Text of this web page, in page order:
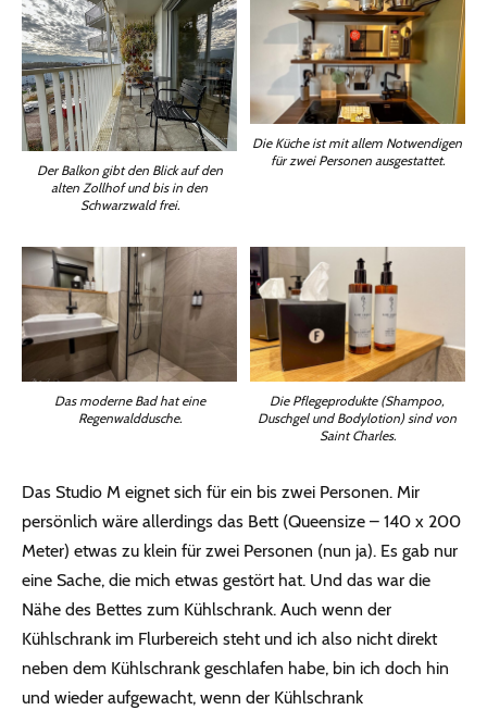
Der Balkon gibt den Blick auf den
alten Zollhof und bis in den
Schwarzwald frei.
Die Küche ist mit allem Notwendigen
für zwei Personen ausgestattet.
Das moderne Bad hat eine
Regenwalddusche.
Die Pflegeprodukte (Shampoo,
Duschgel und Bodylotion) sind von
Saint Charles.
Das Studio M eignet sich für ein bis zwei Personen. Mir
persönlich wäre allerdings das Bett (Queensize – 140 x 200
Meter) etwas zu klein für zwei Personen (nun ja). Es gab nur
eine Sache, die mich etwas gestört hat. Und das war die
Nähe des Bettes zum Kühlschrank. Auch wenn der
Kühlschrank im Flurbereich steht und ich also nicht direkt
neben dem Kühlschrank geschlafen habe, bin ich doch hin
und wieder aufgewacht, wenn der Kühlschrank